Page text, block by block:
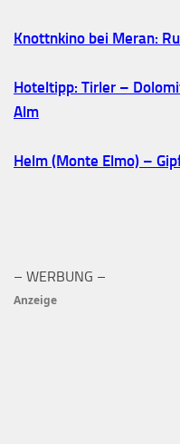
Knottnkino bei Meran:
Hoteltipp: Tirler –
Alm
Helm (Monte Elmo) –
– WERBUNG –
Anzeige